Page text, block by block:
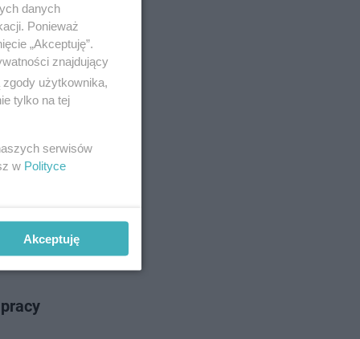
danych
Ponieważ
„Akceptuję”.
znajdujący
użytkownika,
tylko na tej
serwisów
w Polityce
Akceptuję